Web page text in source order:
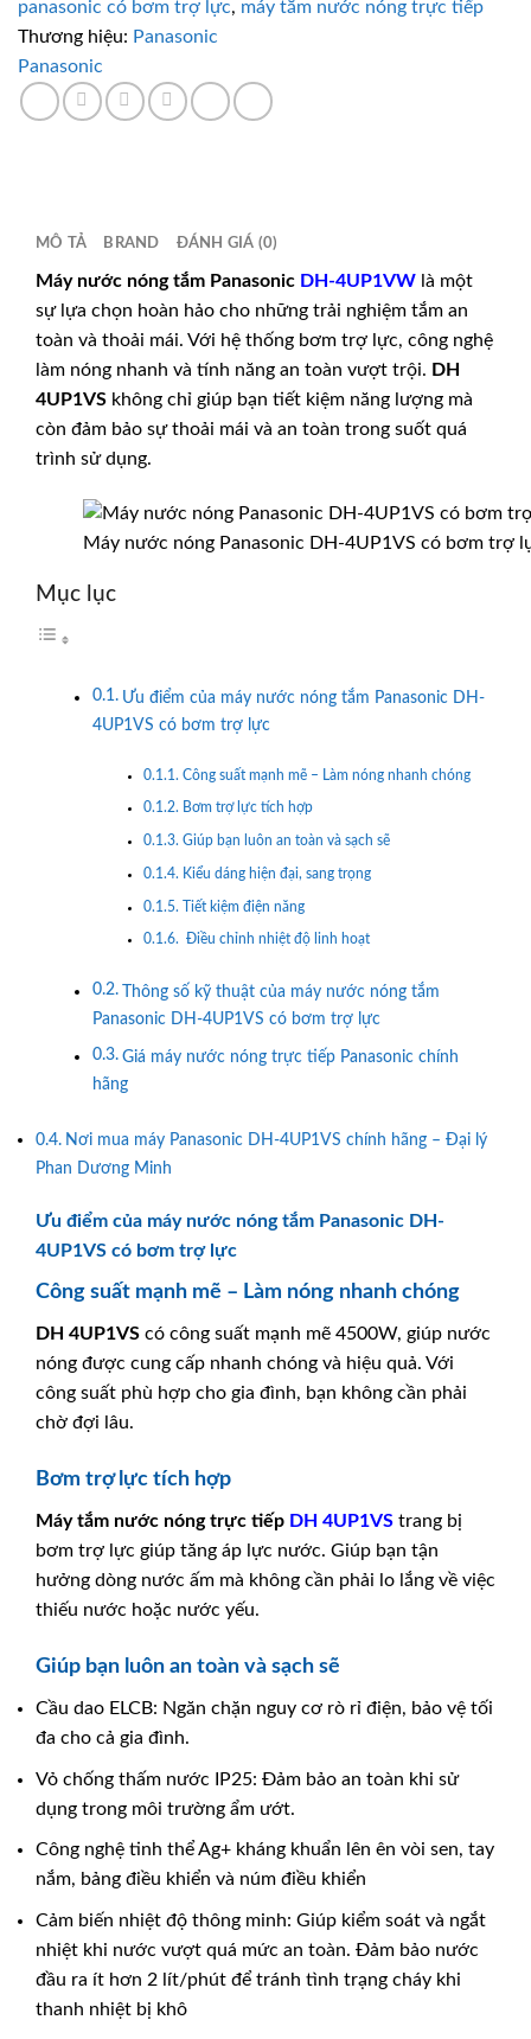
số
lượng
panasonic có bơm trợ lực, máy tắm nước nóng trực tiếp
Thương hiệu: Panasonic
Panasonic
MÔ TẢ BRAND ĐÁNH GIÁ (0)
Máy nước nóng tắm Panasonic DH-4UP1VW là một
sự lựa chọn hoàn hảo cho những trải nghiệm tắm an
toàn và thoải mái. Với hệ thống bơm trợ lực, công nghệ
làm nóng nhanh và tính năng an toàn vượt trội. DH
4UP1VS không chỉ giúp bạn tiết kiệm năng lượng mà
còn đảm bảo sự thoải mái và an toàn trong suốt quá
trình sử dụng.
Máy nước nóng Panasonic DH-4UP1VS có bơm trợ
Mục lục
Ưu điểm của máy nước nóng tắm Panasonic DH-
4UP1VS có bơm trợ lực
Công suất mạnh mẽ – Làm nóng nhanh chóng
Bơm trợ lực tích hợp
Giúp bạn luôn an toàn và sạch sẽ
Kiểu dáng hiện đại, sang trọng
Tiết kiệm điện năng
Điều chỉnh nhiệt độ linh hoạt
Thông số kỹ thuật của máy nước nóng tắm
Panasonic DH-4UP1VS có bơm trợ lực
Giá máy nước nóng trực tiếp Panasonic chính
hãng
Nơi mua máy Panasonic DH-4UP1VS chính hãng – Đại lý
Phan Dương Minh
Ưu điểm của máy nước nóng tắm Panasonic DH-
4UP1VS có bơm trợ lực
Công suất mạnh mẽ – Làm nóng nhanh chóng
DH 4UP1VS có công suất mạnh mẽ 4500W, giúp nước
nóng được cung cấp nhanh chóng và hiệu quả. Với
công suất phù hợp cho gia đình, bạn không cần phải
chờ đợi lâu.
Bơm trợ lực tích hợp
Máy tắm nước nóng trực tiếp DH 4UP1VS trang bị
bơm trợ lực giúp tăng áp lực nước. Giúp bạn tận
hưởng dòng nước ấm mà không cần phải lo lắng về việc
thiếu nước hoặc nước yếu.
Giúp bạn luôn an toàn và sạch sẽ
Cầu dao ELCB: Ngăn chặn nguy cơ rò rỉ điện, bảo vệ tối
đa cho cả gia đình.
Vỏ chống thấm nước IP25: Đảm bảo an toàn khi sử
dụng trong môi trường ẩm ướt.
Công nghệ tinh thể Ag+ kháng khuẩn lên ên vòi sen, tay
nắm, bảng điều khiển và núm điều khiển
Cảm biến nhiệt độ thông minh: Giúp kiểm soát và ngắt
nhiệt khi nước vượt quá mức an toàn. Đảm bảo nước
đầu ra ít hơn 2 lít/phút để tránh tình trạng cháy khi
thanh nhiệt bị khô